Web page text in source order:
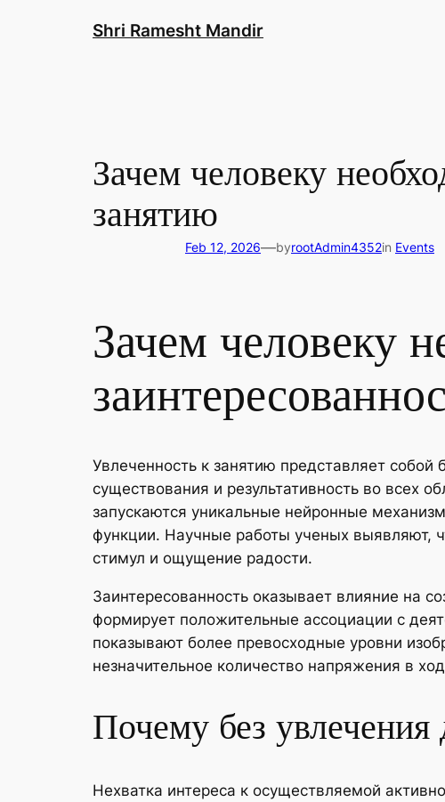
Shri Ramesht Mandir
Зачем человеку
занятию
Feb 12, 2026—byrootAdmin4352in Events
Зачем человеку
Увлеченность к занятию представляет собой
существования и результативность во всех
запускаются уникальные нейронные
функции. Научные работы ученых выявляют,
стимул и ощущение радости.
Заинтересованность оказывает влияние на
формирует положительные ассоциации с
показывают более превосходные уровни
незначительное количество напряжения в
Почему без
Нехватка интереса к осуществляемой